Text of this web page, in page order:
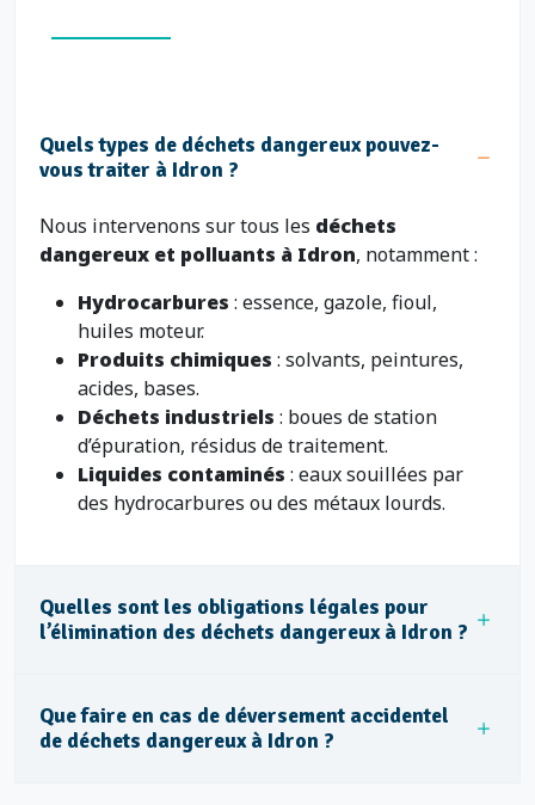
Quels types de déchets dangereux pouvez-
vous traiter à Idron ?
Nous intervenons sur tous les déchets
dangereux et polluants à Idron, notamment :
Hydrocarbures : essence, gazole, fioul,
huiles moteur.
Produits chimiques : solvants, peintures,
acides, bases.
Déchets industriels : boues de station
d’épuration, résidus de traitement.
Liquides contaminés : eaux souillées par
des hydrocarbures ou des métaux lourds.
Quelles sont les obligations légales pour
l’élimination des déchets dangereux à Idron ?
Que faire en cas de déversement accidentel
de déchets dangereux à Idron ?